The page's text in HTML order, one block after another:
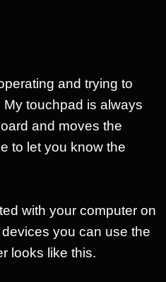
and trying to
touchpad is always
and moves the
to let you know the
with your computer on
you can use the
looks like this.